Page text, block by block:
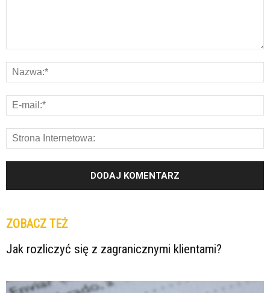
ZOBACZ TEŻ
Jak rozliczyć się z zagranicznymi klientami?